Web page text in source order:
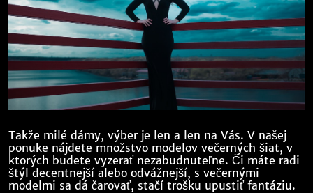
Takže milé dámy, výber je len a len na Vás. V našej
ponuke nájdete množstvo modelov večerných šiat, v
ktorých budete vyzerať nezabudnuteľne. Či máte radi
štýl decentnejší alebo odvážnejší, s večernými
modelmi sa dá čarovať, stačí trošku upustiť fantáziu.